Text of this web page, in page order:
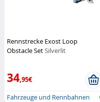
Rennstrecke Exost Loop
Obstacle SetSilverlit
34,95€
Fahrzeuge und Rennbahnen